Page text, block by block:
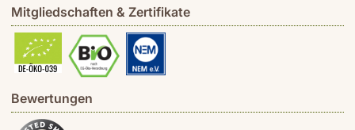
Mitgliedschaften & Zertifikate
Bewertungen